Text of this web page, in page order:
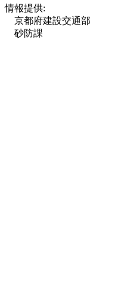
情報提供:
京都府建設交通部
砂防課